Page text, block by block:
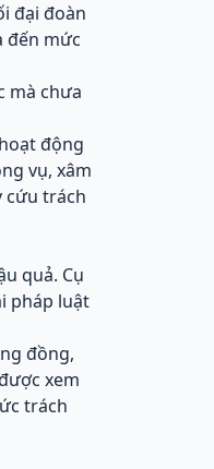
đại đoàn
đến mức
mà chưa
động
vụ, xâm
cứu trách
quả. Cụ
pháp luật
đồng,
xem
trách